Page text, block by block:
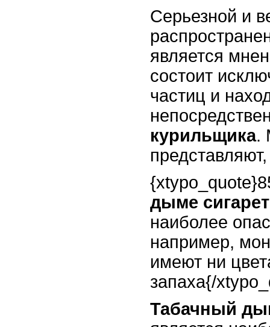
Серьезной и
является
состоит
частиц и
курильщика.
дыме
наиболее
например,
имеют ни
запаха{/
Табачный